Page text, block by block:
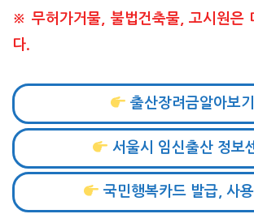
※ 무허가거물, 불법건축물, 고시원은
다.
출산장려금알아보기
서울시 임신출산 정보
국민행복카드 발급, 사